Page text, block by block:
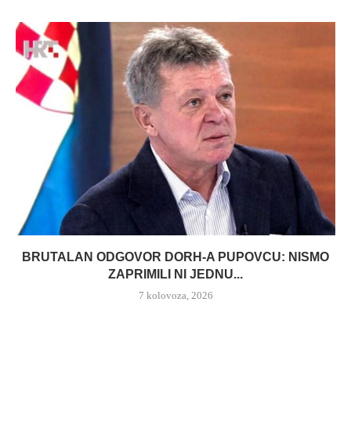
BRUTALAN ODGOVOR DORH-A PUPOVCU: NISMO
ZAPRIMILI NI JEDNU...
7 kolovoza, 2026